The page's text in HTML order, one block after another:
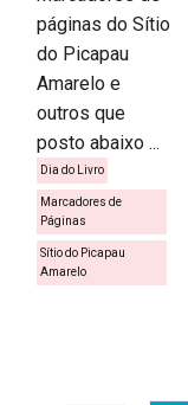
páginas do Sítio
do Picapau
Amarelo e
outros que
posto abaixo ...
Dia do Livro
Marcadores de
Páginas
Sítio do Picapau
Amarelo